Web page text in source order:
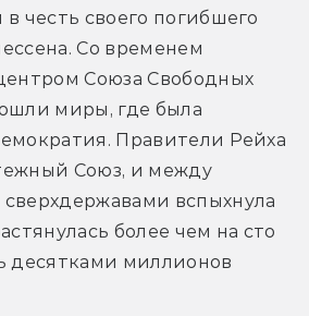
честь своего погибшего
Со временем
Союза Свободных
миры, где была
Правители Рейха
Союз, и между
вспыхнула
более чем на сто
десятками миллионов